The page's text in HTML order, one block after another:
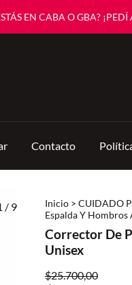
CABA O GBA? ¡PEDÍ
Contacto
/ 9 Inicio > CUIDADO
Espalda Y Hombros
Corrector De
Unisex
$25.700,00